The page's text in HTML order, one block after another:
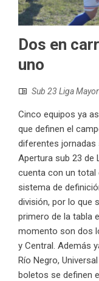
Dos en
uno
Sub 23 Liga Mayor
Cinco equipos ya
que definen el
diferentes jornadas
Apertura sub 23 de
cuenta con un total
sistema de
división, por lo que
primero de la tabla
momento son dos
y Central. Además
Río Negro,
boletos se definen